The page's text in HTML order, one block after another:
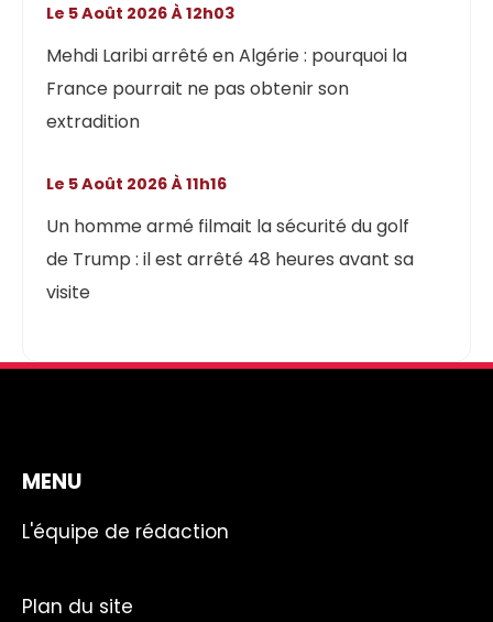
Mehdi Laribi arrêté en Algérie : pourquoi la
France pourrait ne pas obtenir son
extradition
Le 5 Août 2026 À 12h03
Un homme armé filmait la sécurité du golf
de Trump : il est arrêté 48 heures avant sa
visite
Le 5 Août 2026 À 11h16
MENU
L'équipe de rédaction
Plan du site